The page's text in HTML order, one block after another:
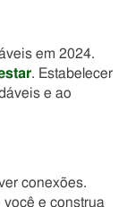
​​em 2024.
. Estabelecer
​​e ao
conexões.
e construa